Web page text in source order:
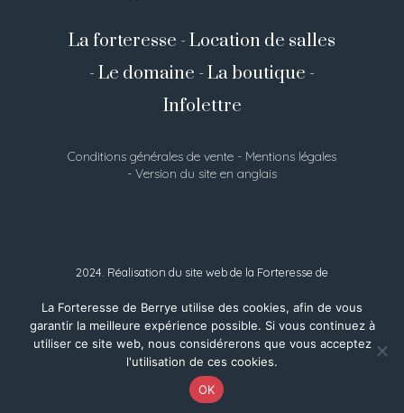
La forteresse - Location de salles
- Le domaine - La boutique -
Infolettre
Conditions générales de vente - Mentions légales
- Version du site en anglais
2024. Réalisation du site web de la Forteresse de
La Forteresse de Berrye utilise des cookies, afin de vous
garantir la meilleure expérience possible. Si vous continuez à
utiliser ce site web, nous considérerons que vous acceptez
l'utilisation de ces cookies.
OK